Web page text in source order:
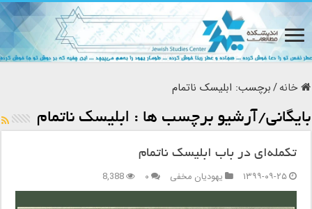
خانه/برچسب: ابلیسک ناتمام
بایگانی/آرشیو برچسب ها : ابلیسک ناتمام
تکمله‌ای در باب ابلیسک ناتمام
۱۳۹۹-۰۹-۲۵
یهودیان مخفی ۰ 8,388